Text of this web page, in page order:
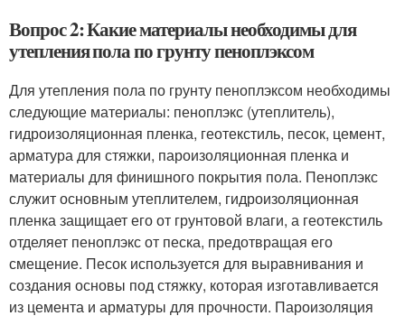
Вопрос 2: Какие материалы необходимы для
утепления пола по грунту пеноплэксом
Для утепления пола по грунту пеноплэксом необходимы
следующие материалы: пеноплэкс (утеплитель),
гидроизоляционная пленка, геотекстиль, песок, цемент,
арматура для стяжки, пароизоляционная пленка и
материалы для финишного покрытия пола. Пеноплэкс
служит основным утеплителем, гидроизоляционная
пленка защищает его от грунтовой влаги, а геотекстиль
отделяет пеноплэкс от песка, предотвращая его
смещение. Песок используется для выравнивания и
создания основы под стяжку, которая изготавливается
из цемента и арматуры для прочности. Пароизоляция